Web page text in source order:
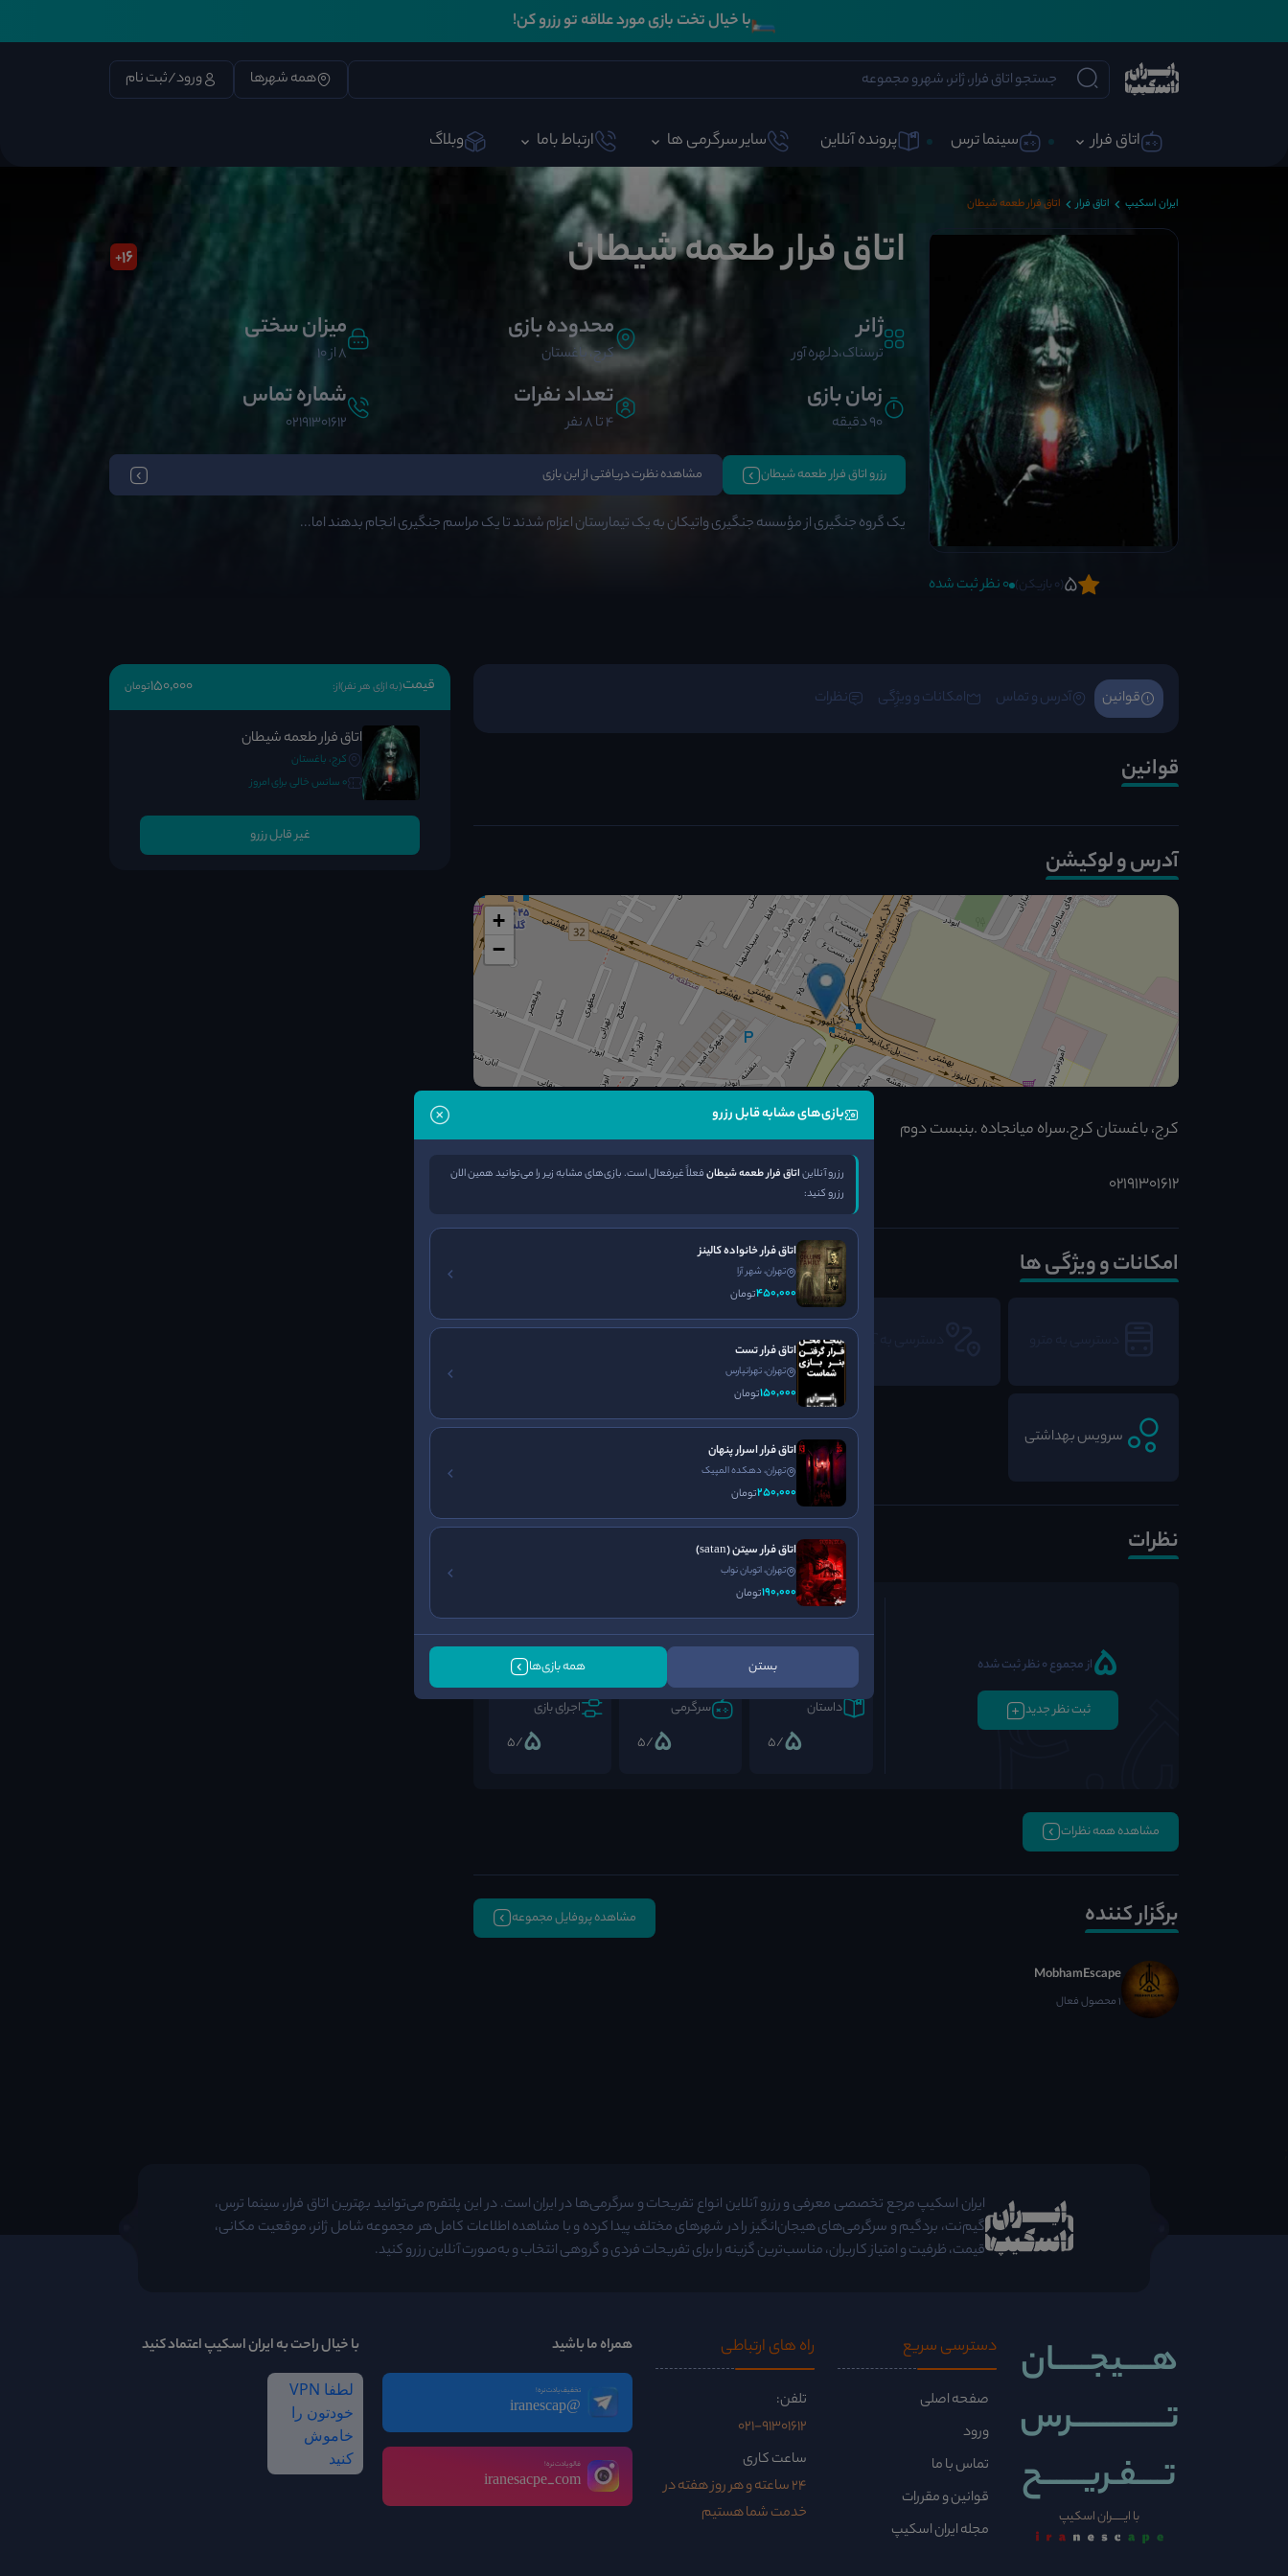
🛏️با خیال تخت بازی مورد علاقه تو رزرو کن!
همه شهرها ورود/ثبت نام
اتاق فرار سینما ترس پرونده آنلاین سایر سرگرمی ها ارتباط باما وبلاگ
ایران اسکیپ اتاق فرار اتاق فرار طعمه شیطان
5(0 بازیکن) 0 نظر ثبت شده
اتاق فرار طعمه شیطان 16
+
ژانر
ترسناک،دلهره آور
محدوده بازی
کرج، باغستان
میزان سختی
8 از 10
زمان بازی
90 دقیقه
تعداد نفرات
4 تا 8 نفر
شماره تماس
02191301612
رزرو اتاق فرار طعمه شیطان مشاهده نظرت دریافتی از این بازی
یک گروه جنگیری از مؤسسه جنگیری واتیکان به یک تیمارستان اعزام شدند تا یک مراسم جنگیری انجام بدهند اما...
قوانین آدرس و تماس امکانات و ویژِگی نظرات
قوانین
آدرس و لوکیشن
+
−
کرج، باغستان کرج.سراه میانجاده .بنبست دوم
02191301612 رزرو تلفنی
امکانات و ویژگی ها
برگزاری تولد
سرویس بهداشتی
نظرات
5از مجموع 0 نظر ثبت شده
ثبت نظر جدید
فضا سازی
5
/5
برخورد پرسنل
5
/5
طراحی معما
5
/5
داستان
5
/5
سرگرمی
5
/5
اجرای بازی
5
/5
مشاهده همه نظرات
برگزار کننده مشاهده پروفایل مجموعه
MobhamEscape
1 محصول فعال
قیمت(به ازای هر نفر)از: 150٬000تومان
اتاق فرار طعمه شیطان
کرج، باغستان
0 سانس خالی برای امروز
غیر قابل رزرو
بازی‌های مشابه قابل رزرو
رزرو آنلایناتاق فرار طعمه شیطانفعلاً غیرفعال است. بازی‌های مشابه زیر را می‌توانید همین الان
رزرو کنید:
اتاق فرار خانواده کالینز
تهران، شهر آرا
450٬000تومان
اتاق فرار تست
تهران، تهرانپارس
150٬000تومان
اتاق فرار اسرار پنهان
تهران، دهکده المپیک
250٬000تومان
اتاق فرار سیتن (satan)
تهران، اتوبان نواب
190٬000تومان
بستن همه بازی‌ها
ایران اسکیپ مرجع تخصصی معرفی و رزرو آنلاین انواع تفریحات و سرگرمی‌ها در ایران است. در این پلتفرم می‌توانید بهترین اتاق فرار، سینما ترس،
گیم‌نت، بردگیم و سرگرمی‌های هیجان‌انگیز را در شهرهای مختلف پیدا کرده و با مشاهده اطلاعات کامل هر مجموعه شامل ژانر، موقعیت مکانی،
قیمت، ظرفیت و امتیاز کاربران، مناسب‌ترین گزینه را برای تفریحات فردی و گروهی انتخاب و به‌صورت آنلاین رزرو کنید.
هــــیجـــــان
تــــــــــــــرس
تــــفـریــــــح
با ایــــــران اسکیپ
دسترسی سریع
صفحه اصلی
ورود
تماس با ما
قوانین و مقررات
مجله ایران اسکیپ
راه ‌های ارتباطی
تلفن:
021-91301612
ساعت کاری
24 ساعته و هر روز هفته در
خدمت شما هستیم
همراه ما باشید
تخفیف یادت نره!
@iranescap
فالو یادت نره!
iranesacpe_com
با خیال راحت به ایران اسکیپ اعتماد کنید
لطفا VPN
خودتون را
خاموش
کنید